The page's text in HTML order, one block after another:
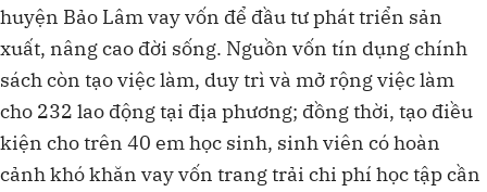
huyện Bảo Lâm vay vốn để đầu tư phát triển sản
xuất, nâng cao đời sống. Nguồn vốn tín dụng chính
sách còn tạo việc làm, duy trì và mở rộng việc làm
cho 232 lao động tại địa phương; đồng thời, tạo điều
kiện cho trên 40 em học sinh, sinh viên có hoàn
cảnh khó khăn vay vốn trang trải chi phí học tập cần